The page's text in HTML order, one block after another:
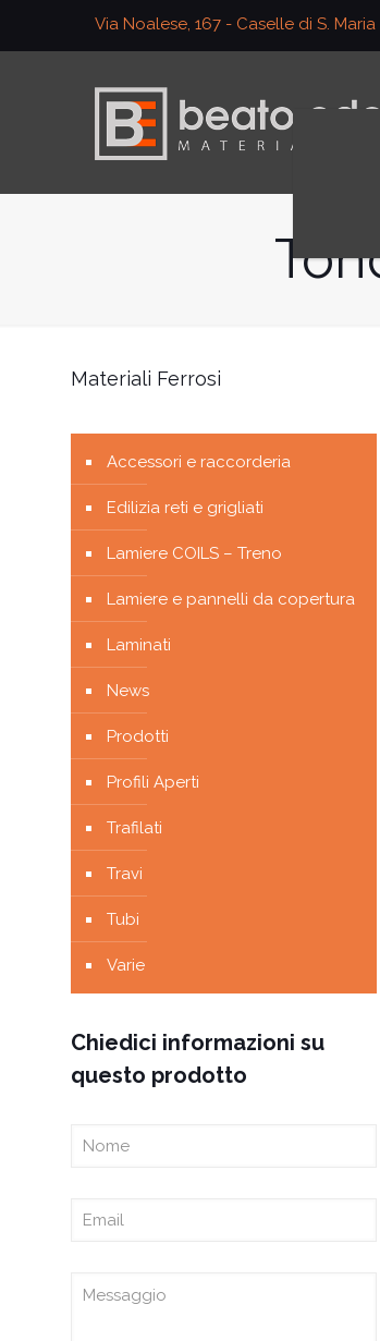
Via Noalese, 167 - Caselle di S.
Materiali Ferrosi
Accessori e raccorderia
Edilizia reti e grigliati
Lamiere COILS – Treno
Lamiere e pannelli da copertura
Laminati
News
Prodotti
Profili Aperti
Trafilati
Travi
Tubi
Varie
Chiedici informazioni su
questo prodotto